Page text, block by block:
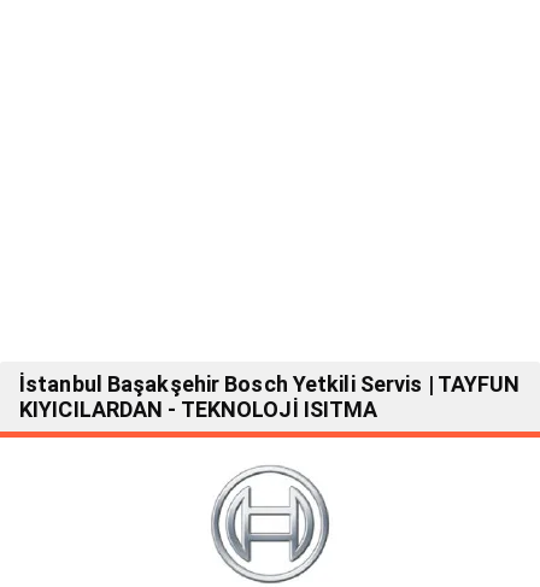
İstanbul Başakşehir Bosch Yetkili Servis | TAYFUN
KIYICILARDAN - TEKNOLOJİ ISITMA